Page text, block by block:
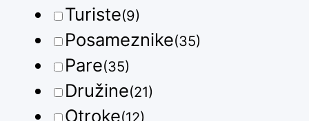
Turiste(9)
Posameznike(35)
Pare(35)
Družine(21)
Otroke(12)